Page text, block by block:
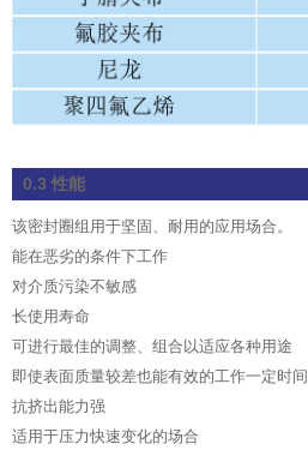
0.3 性能
该密封圈组用于坚固、耐用的应用场合。
能在恶劣的条件下工作
对介质污染不敏感
长使用寿命
可进行最佳的调整、组合以适应各种用途
即使表面质量较差也能有效的工作一定时间
抗挤出能力强
适用于压力快速变化的场合